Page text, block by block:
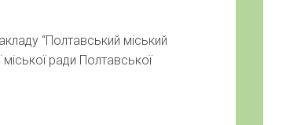
“Полтавський міський
ради Полтавської